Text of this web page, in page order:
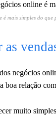
é mais simples do que
as
negócios
boa relação
muito